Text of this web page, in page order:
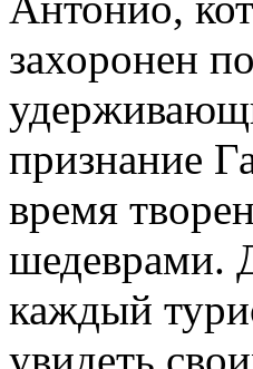
захоронен
признание
время
шедеврами.
каждый
увидеть